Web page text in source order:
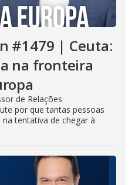
#1479 | Ceuta:
na fronteira
de Relações
por que tantas pessoas
tentativa de chegar à